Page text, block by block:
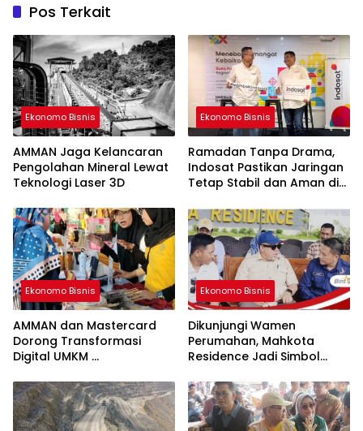
Pos Terkait
Ekonomo Bisnis
AMMAN Jaga Kelancaran
Pengolahan Mineral Lewat
Teknologi Laser 3D
Ekonomo Bisnis
Ramadan Tanpa Drama,
Indosat Pastikan Jaringan
Tetap Stabil dan Aman di
Ekonomo Bisnis
AMMAN dan Mastercard
Dorong Transformasi
Digital UMKM
Pengusaha Perempuan
Ekonomo Bisnis
Dikunjungi Wamen
Perumahan, Mahkota
Residence Jadi Simbol
Pulau Sumbawa